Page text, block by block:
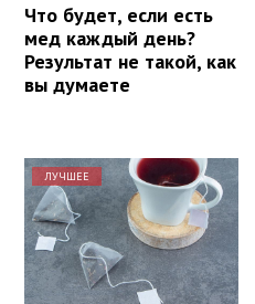
Что будет, если есть
мед каждый день?
Результат не такой, как
вы думаете
ЛУЧШЕЕ